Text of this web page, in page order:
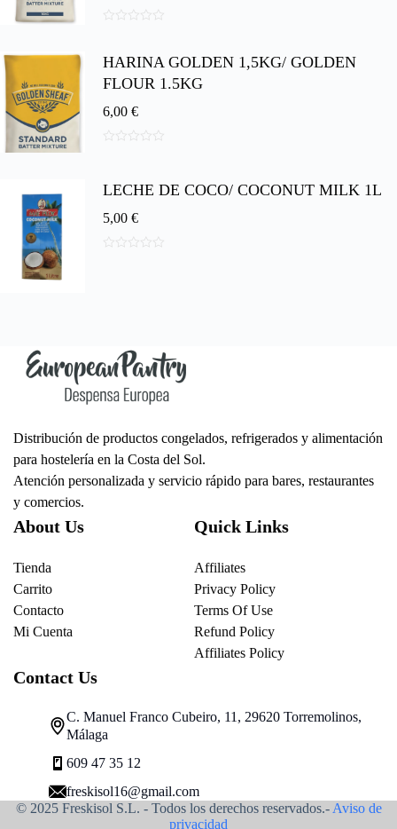
e
HARINA GOLDEN 1,5KG/ GOLDEN
FLOUR 1.5KG
6,00 €
5
LECHE DE COCO/ COCONUT MILK 1L
5,00 €
Distribución de productos congelados, refrigerados y alimentación
para hostelería en la Costa del Sol.
Atención personalizada y servicio rápido para bares, restaurantes
y comercios.
About Us
Tienda
Carrito
Contacto
Mi Cuenta
Quick Links
Affiliates
Privacy Policy
Terms Of Use
Refund Policy
Affiliates Policy
Contact Us
C. Manuel Franco Cubeiro, 11, 29620 Torremolinos,
Málaga
609 47 35 12
freskisol16@gmail.com
© 2025 Freskisol S.L. - Todos los derechos reservados.- Aviso de
privacidad